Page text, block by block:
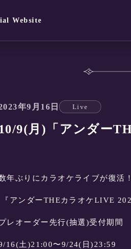
Website
年9月16日 Live
10/9(月)「アンダー
年ぶりにカラオケライブが復活！
『アンダーTHEカラオケLIVE
レオーダー先行(抽選)受付期間
16(土)21:00〜9/24(日)23:59